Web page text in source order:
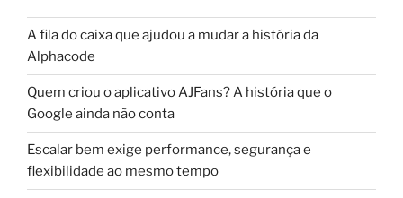
A fila do caixa que ajudou a mudar a história da
Alphacode
Quem criou o aplicativo AJFans? A história que o
Google ainda não conta
Escalar bem exige performance, segurança e
flexibilidade ao mesmo tempo